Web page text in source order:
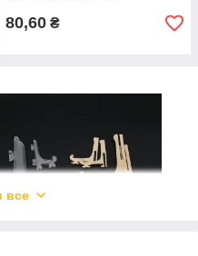
80,60 ₴
все